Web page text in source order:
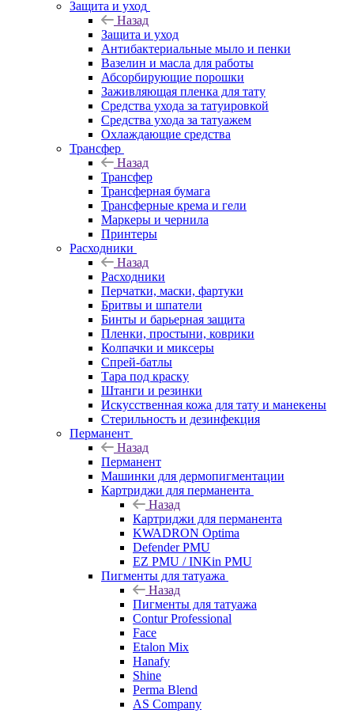
Защита и уход
Назад
Защита и уход
Антибактериальные мыло и пенки
Вазелин и масла для работы
Абсорбирующие порошки
Заживляющая пленка для тату
Средства ухода за татуировкой
Средства ухода за татуажем
Охлаждающие средства
Трансфер
Назад
Трансфер
Трансферная бумага
Трансферные крема и гели
Маркеры и чернила
Принтеры
Расходники
Назад
Расходники
Перчатки, маски, фартуки
Бритвы и шпатели
Бинты и барьерная защита
Пленки, простыни, коврики
Колпачки и миксеры
Спрей-батлы
Тара под краску
Штанги и резинки
Искусственная кожа для тату и манекены
Стерильность и дезинфекция
Перманент
Назад
Перманент
Машинки для дермопигментации
Картриджи для перманента
Назад
Картриджи для перманента
KWADRON Optima
Defender PMU
EZ PMU / INKin PMU
Пигменты для татуажа
Назад
Пигменты для татуажа
Contur Professional
Face
Etalon Mix
Hanafy
Shine
Perma Blend
AS Company